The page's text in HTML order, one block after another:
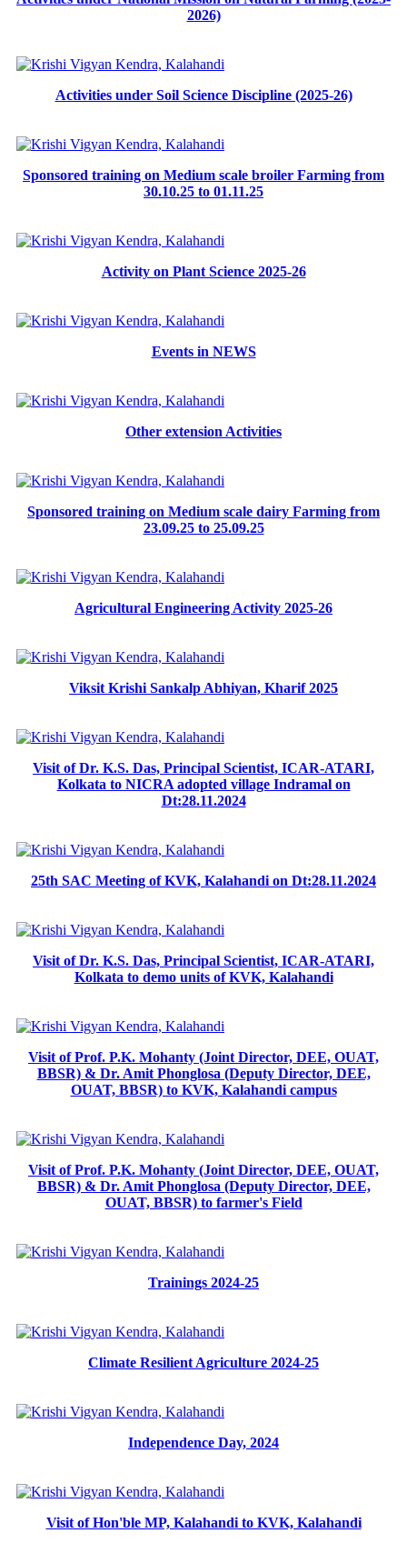
2026)
Activities under Soil Science Discipline (2025-26)
Sponsored training on Medium scale broiler Farming from
30.10.25 to 01.11.25
Activity on Plant Science 2025-26
Events in NEWS
Other extension Activities
Sponsored training on Medium scale dairy Farming from
23.09.25 to 25.09.25
Agricultural Engineering Activity 2025-26
Viksit Krishi Sankalp Abhiyan, Kharif 2025
Visit of Dr. K.S. Das, Principal Scientist, ICAR-ATARI,
Kolkata to NICRA adopted village Indramal on
Dt:28.11.2024
25th SAC Meeting of KVK, Kalahandi on Dt:28.11.2024
Visit of Dr. K.S. Das, Principal Scientist, ICAR-ATARI,
Kolkata to demo units of KVK, Kalahandi
Visit of Prof. P.K. Mohanty (Joint Director, DEE, OUAT,
BBSR) & Dr. Amit Phonglosa (Deputy Director, DEE,
OUAT, BBSR) to KVK, Kalahandi campus
Visit of Prof. P.K. Mohanty (Joint Director, DEE, OUAT,
BBSR) & Dr. Amit Phonglosa (Deputy Director, DEE,
OUAT, BBSR) to farmer's Field
Trainings 2024-25
Climate Resilient Agriculture 2024-25
Independence Day, 2024
Visit of Hon'ble MP, Kalahandi to KVK, Kalahandi